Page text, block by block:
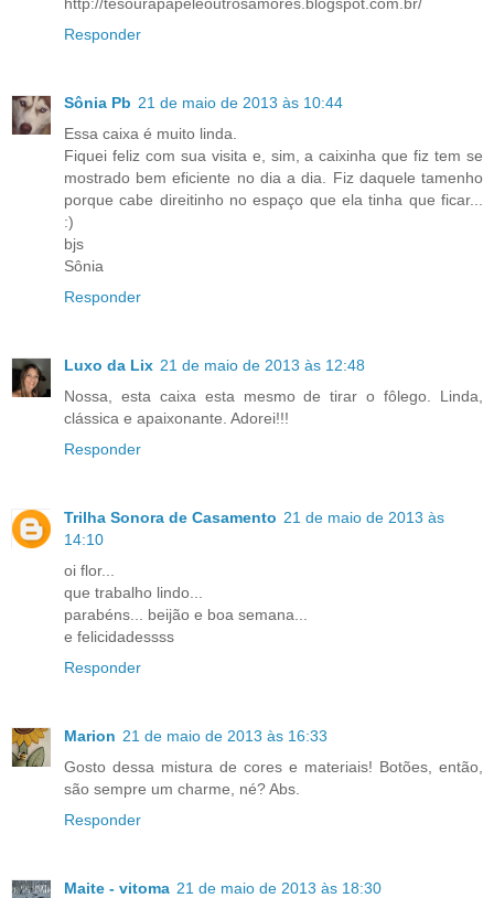
Responder
Sônia Pb 21 de maio de 2013 às 10:44
Essa caixa é muito linda.
Fiquei feliz com sua visita e, sim, a caixinha que fiz tem se
mostrado bem eficiente no dia a dia. Fiz daquele tamenho
porque cabe direitinho no espaço que ela tinha que ficar...
:)
bjs
Sônia
Responder
Luxo da Lix 21 de maio de 2013 às 12:48
Nossa, esta caixa esta mesmo de tirar o fôlego. Linda,
clássica e apaixonante. Adorei!!!
Responder
Trilha Sonora de Casamento 21 de maio de 2013 às
14:10
oi flor...
que trabalho lindo...
parabéns... beijão e boa semana...
e felicidadessss
Responder
Marion 21 de maio de 2013 às 16:33
Gosto dessa mistura de cores e materiais! Botões, então,
são sempre um charme, né? Abs.
Responder
Maite - vitoma 21 de maio de 2013 às 18:30